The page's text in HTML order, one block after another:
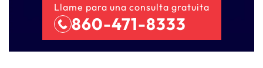
Llame para una consulta gratuita
860-471-8333